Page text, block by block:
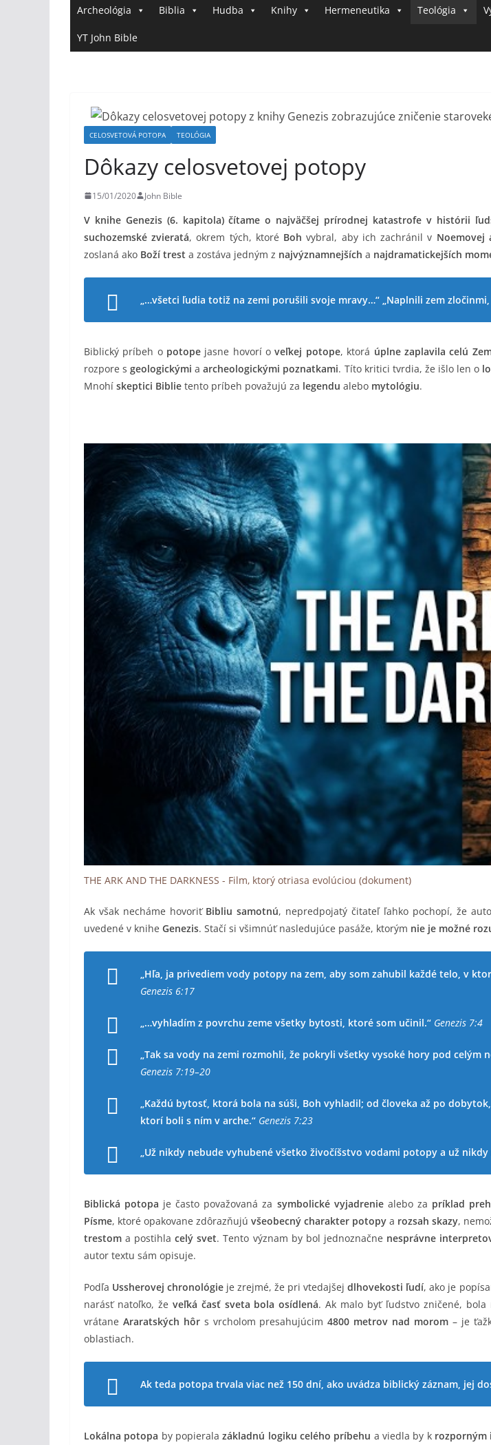
i
o
Archeológia Biblia Hudba Knihy Hermeneutika Teológia
YT John Bible
CELOSVETOVÁ POTOPA TEOLÓGIA
Dôkazy celosvetovej potopy
15/01/2020 John Bible
V knihe Genezis (6. kapitola) čítame o najväčšej prírodnej katastrofe v histórii
suchozemské zvieratá, okrem tých, ktoré Boh vybral, aby ich zachránil v Noemovej
zoslaná ako Boží trest a zostáva jedným z najvýznamnejších a najdramatickejších
„…všetci ľudia totiž na zemi porušili svoje mravy…“ „Naplnili zem
Biblický príbeh o potope jasne hovorí oveľkej potope, ktorá úplne zaplavila celú
rozpore sgeologickými aarcheologickými poznatkami. Títo kritici tvrdia, že išlo len o
Mnohí skeptici Biblie tento príbeh považujú za legendu alebo mytológiu.
THE ARK AND THE DARKNESS - Film, ktorý otriasa evolúciou (dokument)
Ak však necháme hovoriť Bibliu samotnú, nepredpojatý čitateľ ľahko pochopí, že
uvedené v knihe Genezis. Stačí si všimnúť nasledujúce pasáže, ktorým nie je možné
„Hľa, ja privediem vody potopy na zem, aby som zahubil každé telo, v
Genezis 6:17
„…vyhladím z povrchu zeme všetky bytosti, ktoré som učinil.“ Genezis 7:4
„Tak sa vody na zemi rozmohli, že pokryli všetky vysoké hory pod
Genezis 7:19–20
„Každú bytosť, ktorá bola na súši, Boh vyhladil; od človeka až po
ktorí boli s ním v arche.“ Genezis 7:23
„Už nikdy nebude vyhubené všetko živočíšstvo vodami potopy a už
Biblická potopa je často považovaná za symbolické vyjadreniealebo za príklad
Písme, ktoré opakovane zdôrazňujú všeobecný charakter potopy a rozsah skazy,
trestom a postihlacelý svet. Tento význam by bol jednoznačne nesprávne
autor textu sám opisuje.
Podľa Ussherovej chronológie je zrejmé, že pri vtedajšejdlhovekosti ľudí, ako je
narásť natoľko, že veľká časť sveta bola osídlená. Ak malo byť ľudstvo zničené, bola
vrátane Araratských hôrs vrcholom presahujúcim4800 metrov nad morom– je
oblastiach.
Ak teda potopa trvala viac než 150 dní, ako uvádza biblický záznam, jej
Lokálna potopa by popieralazákladnú logiku celého príbehu a viedla by k rozporným